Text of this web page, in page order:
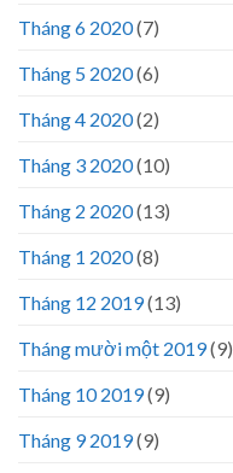
Tháng 6 2020(7)
Tháng 5 2020(6)
Tháng 4 2020(2)
Tháng 3 2020(10)
Tháng 2 2020(13)
Tháng 1 2020(8)
Tháng 12 2019(13)
Tháng mười một 2019(9)
Tháng 10 2019(9)
Tháng 9 2019(9)